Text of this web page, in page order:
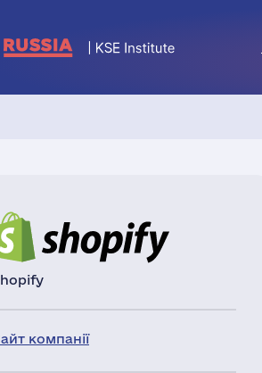
компанії